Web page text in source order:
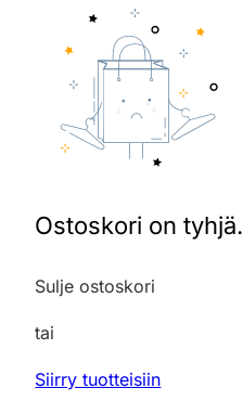
Ostoskori on tyhjä.
Sulje ostoskori
tai
Siirry tuotteisiin